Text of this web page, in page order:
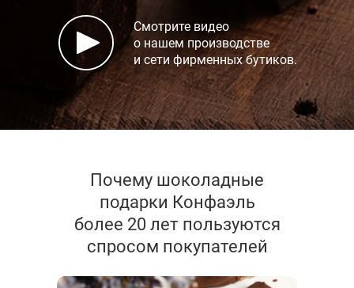
Смотрите видео
о нашем производстве
и сети фирменных бутиков.
Почему шоколадные
подарки Конфаэль
более 20 лет пользуются
спросом покупателей